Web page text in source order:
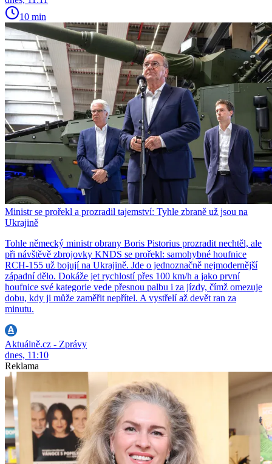
10 min
Ministr se prořekl a prozradil tajemství: Tyhle zbraně už jsou na
Ukrajině
Tohle německý ministr obrany Boris Pistorius prozradit nechtěl, ale
při návštěvě zbrojovky KNDS se prořekl: samohybné houfnice
RCH-155 už bojují na Ukrajině. Jde o jednoznačně nejmodernější
západní dělo. Dokáže jet rychlostí přes 100 km/h a jako první
houfnice své kategorie vede přesnou palbu i za jízdy, čímž omezuje
dobu, kdy ji může zaměřit nepřítel. A vystřelí až devět ran za
minutu.
Aktuálně.cz - Zprávy
dnes, 11:10
Reklama